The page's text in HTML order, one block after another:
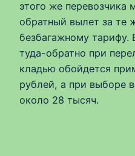
этого же перевозчика
обратный вылет за те
безбагажному тарифу.
туда-обратно при
кладью обойдется
рублей, а при выборе
около 28 тысяч.